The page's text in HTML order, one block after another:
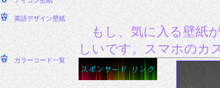
もし、気に入る壁紙
しいです。スマホのカ